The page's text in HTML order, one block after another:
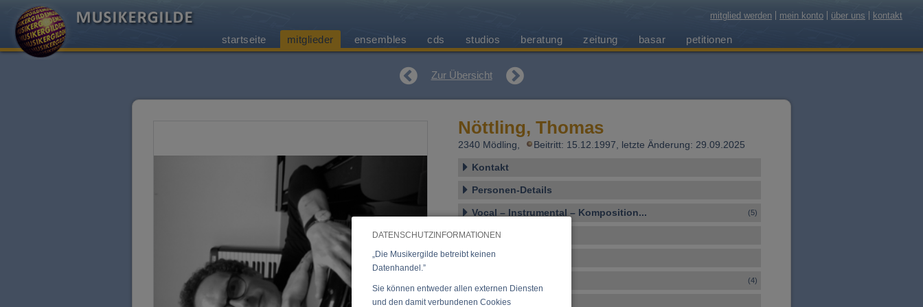
DATENSCHUTZINFORMATIONEN
„Die Musikergilde betreibt keinen
Datenhandel.”
Sie können entweder allen externen Diensten
und den damit verbundenen Cookies
mitglied werden mein konto über uns kontakt
startseite mitglieder ensembles cds studios beratung zeitung basar petitionen
Zur Übersicht
Nöttling, Thomas
2340 Mödling, Beitritt: 15.12.1997, letzte Änderung: 29.09.2025
Kontakt
Personen-Details
Vocal – Instrumental – Komposition... (5)
Ensembles
Veranstaltungen
(4)
Tonstudio